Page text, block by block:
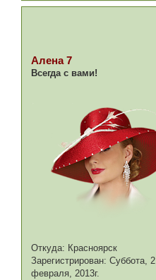
Алена 7
Всегда с вами!
Откуда: Красноярск
Зарегистрирован: Суббота, 2
февраля, 2013г.